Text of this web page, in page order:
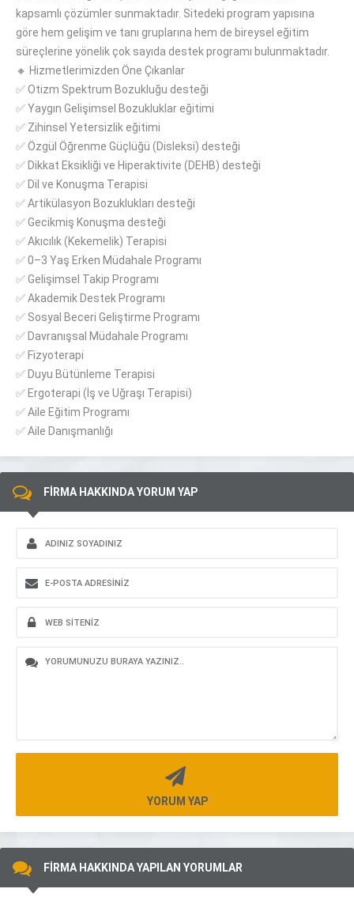
kapsamlı çözümler sunmaktadır. Sitedeki program yapısına
göre hem gelişim ve tanı gruplarına hem de bireysel eğitim
süreçlerine yönelik çok sayıda destek programı bulunmaktadır.
🔸 Hizmetlerimizden Öne Çıkanlar
✅ Otizm Spektrum Bozukluğu desteği
✅ Yaygın Gelişimsel Bozukluklar eğitimi
✅ Zihinsel Yetersizlik eğitimi
✅ Özgül Öğrenme Güçlüğü (Disleksi) desteği
✅ Dikkat Eksikliği ve Hiperaktivite (DEHB) desteği
✅ Dil ve Konuşma Terapisi
✅ Artikülasyon Bozuklukları desteği
✅ Gecikmiş Konuşma desteği
✅ Akıcılık (Kekemelik) Terapisi
✅ 0–3 Yaş Erken Müdahale Programı
✅ Gelişimsel Takip Programı
✅ Akademik Destek Programı
✅ Sosyal Beceri Geliştirme Programı
✅ Davranışsal Müdahale Programı
✅ Fizyoterapi
✅ Duyu Bütünleme Terapisi
✅ Ergoterapi (İş ve Uğraşı Terapisi)
✅ Aile Eğitim Programı
✅ Aile Danışmanlığı
FİRMA HAKKINDA YORUM YAP
YORUM YAP
FİRMA HAKKINDA YAPILAN YORUMLAR